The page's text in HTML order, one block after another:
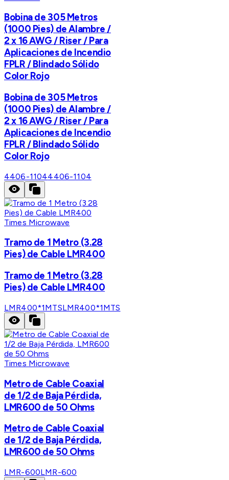
Bobina de 305 Metros
(1000 Pies) de Alambre /
2 x 16 AWG / Riser / Para
Aplicaciones de Incendio
FPLR / Blindado Sólido
Color Rojo
Bobina de 305 Metros
(1000 Pies) de Alambre /
2 x 16 AWG / Riser / Para
Aplicaciones de Incendio
FPLR / Blindado Sólido
Color Rojo
4406-11044406-1104
Times Microwave
Tramo de 1 Metro (3.28
Pies) de Cable LMR400
Tramo de 1 Metro (3.28
Pies) de Cable LMR400
LMR400*1MTSLMR400*1MTS
Times Microwave
Metro de Cable Coaxial
de 1/2 de Baja Pérdida,
LMR600 de 50 Ohms
Metro de Cable Coaxial
de 1/2 de Baja Pérdida,
LMR600 de 50 Ohms
LMR-600LMR-600